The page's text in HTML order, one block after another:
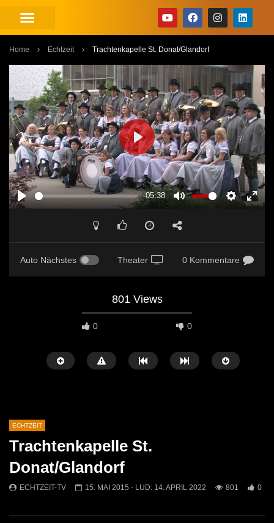
Home Echtzeit Trachtenkapelle St. Donat/Glandorf
PLAY
-05:38
SETTINGS
PLAY
Auto Nächstes Theater 0 Kommentare
801 Views
0 0
Mittendrin
814
1
Kammern
614
0
ECHTZEIT
Trachtenkapelle St.
Donat/Glandorf
ECHTZEIT-TV 15. MAI 2015 - LUD: 14. APRIL 2022 801 0